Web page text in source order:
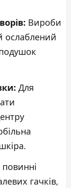
Вироби
ослаблений
Для
гачків,